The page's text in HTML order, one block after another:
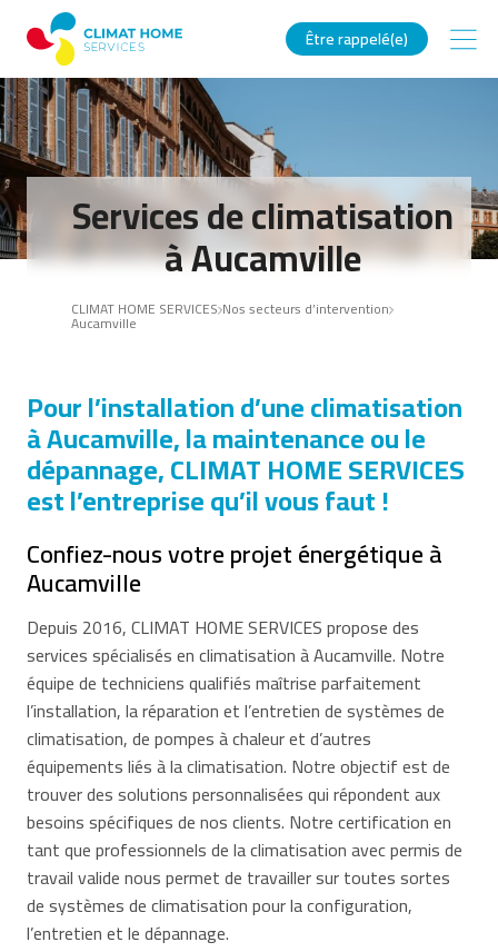
Être rappelé(e)
Services de climatisation
à Aucamville
CLIMAT HOME SERVICES Nos secteurs d’intervention
Aucamville
Pour l’installation d’une climatisation
à Aucamville, la maintenance ou le
dépannage, CLIMAT HOME SERVICES
est l’entreprise qu’il vous faut !
Confiez-nous votre projet énergétique à
Aucamville
Depuis 2016, CLIMAT HOME SERVICES propose des
services spécialisés en climatisation à Aucamville. Notre
équipe de techniciens qualifiés maîtrise parfaitement
l’installation, la réparation et l’entretien de systèmes de
climatisation, de pompes à chaleur et d’autres
équipements liés à la climatisation. Notre objectif est de
trouver des solutions personnalisées qui répondent aux
besoins spécifiques de nos clients. Notre certification en
tant que professionnels de la climatisation avec permis de
travail valide nous permet de travailler sur toutes sortes
de systèmes de climatisation pour la configuration,
l’entretien et le dépannage.